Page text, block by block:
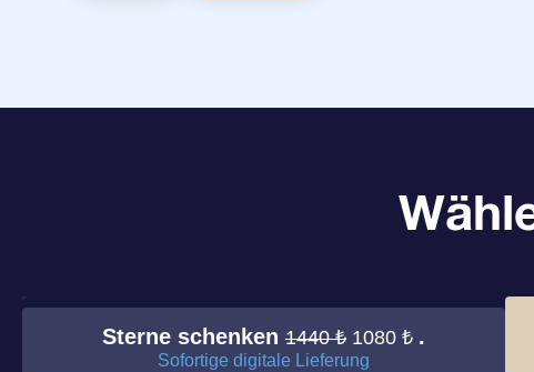
Sterne schenken1440 ₺ 1080 ₺ .
Sofortige digitale Lieferung